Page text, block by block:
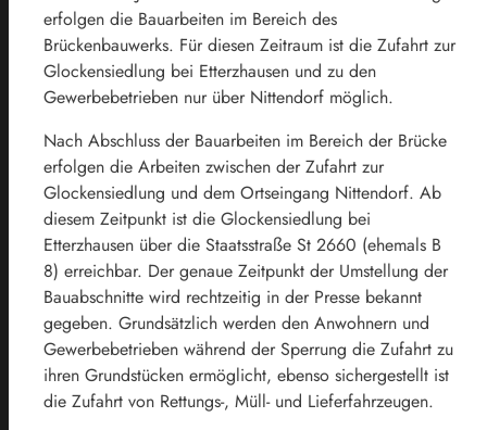
erfolgen die Bauarbeiten im Bereich des
Brückenbauwerks. Für diesen Zeitraum ist die Zufahrt zur
Glockensiedlung bei Etterzhausen und zu den
Gewerbebetrieben nur über Nittendorf möglich.
Nach Abschluss der Bauarbeiten im Bereich der Brücke
erfolgen die Arbeiten zwischen der Zufahrt zur
Glockensiedlung und dem Ortseingang Nittendorf. Ab
diesem Zeitpunkt ist die Glockensiedlung bei
Etterzhausen über die Staatsstraße St 2660 (ehemals B
8) erreichbar. Der genaue Zeitpunkt der Umstellung der
Bauabschnitte wird rechtzeitig in der Presse bekannt
gegeben. Grundsätzlich werden den Anwohnern und
Gewerbebetrieben während der Sperrung die Zufahrt zu
ihren Grundstücken ermöglicht, ebenso sichergestellt ist
die Zufahrt von Rettungs-, Müll- und Lieferfahrzeugen.